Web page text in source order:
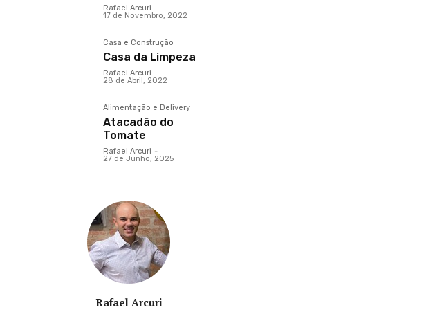
Rafael Arcuri -
17 de Novembro, 2022
Casa e Construção
Casa da Limpeza
Rafael Arcuri -
28 de Abril, 2022
Alimentação e Delivery
Atacadão do
Tomate
Rafael Arcuri -
27 de Junho, 2025
Rafael Arcuri